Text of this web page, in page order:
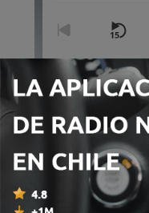
00:00
Episodios
1 - La ventana
22 mar. 2020